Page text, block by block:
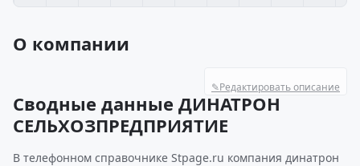
О компании
✎Редактировать описание
Сводные данные ДИНАТРОН
СЕЛЬХОЗПРЕДПРИЯТИЕ
В телефонном справочнике Stpage.ru компания динатрон